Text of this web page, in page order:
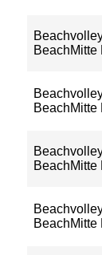
BeachMitte
BeachMitte
BeachMitte
BeachMitte